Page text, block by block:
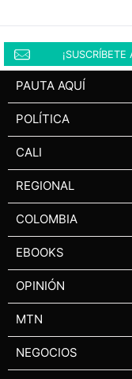
PAUTA AQUÍ
POLÍTICA
CALI
REGIONAL
COLOMBIA
EBOOKS
OPINIÓN
MTN
NEGOCIOS